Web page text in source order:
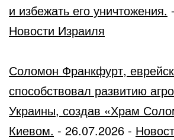
и избежать его уничтожения. -
Новости Израиля
Соломон Франкфурт,
способствовал развитию
Украины, создав «Храм
Киевом. - 26.07.2026 -